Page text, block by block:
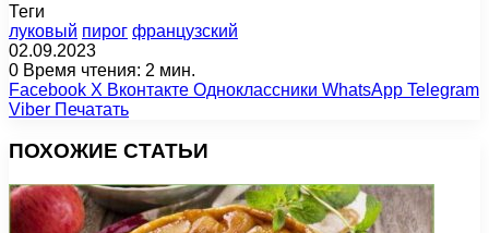
Теги
луковый пирог французский
02.09.2023
0 Время чтения: 2 мин.
Facebook X Вконтакте Одноклассники WhatsApp Telegram
Viber Печатать
ПОХОЖИЕ СТАТЬИ